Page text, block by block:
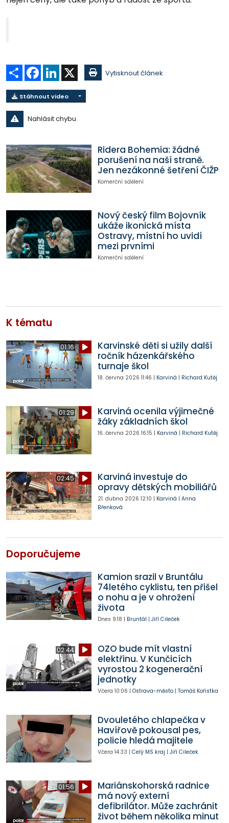
Sdílet Facebook
LinkedIn Vytisknout článek
Stáhnout video
Nahlásit chybu
Ridera Bohemia: žádné
porušení na naší straně.
Jen nezákonné šetření ČIŽP
Komerční sdělení
Nový český film Bojovník
ukáže ikonická místa
Ostravy, místní ho uvidí
mezi prvními
Komerční sdělení
K tématu
01:16
Karvinské děti si užily další
ročník házenkářského
turnaje škol
18. června 2026 11:46 | Karviná | Richard Kutěj
01:29
Karviná ocenila výjimečné
žáky základních škol
16. června 2026 16:15 | Karviná | Richard Kutěj
02:45
Karviná investuje do
opravy dětských mobiliářů
21. dubna 2026 12:10 | Karviná | Anna
Břenková
Doporučujeme
Kamion srazil v Bruntálu
74letého cyklistu, ten přišel
o nohu a je v ohrožení
života
Dnes 9:18 | Bruntál | Jiří Cileček
02:44
OZO bude mít vlastní
elektřinu. V Kunčicích
vyrostou 2 kogenerační
jednotky
Včera 10:06 | Ostrava-město| Tomáš Kořistka
Dvouletého chlapečka v
Havířově pokousal pes,
policie hledá majitele
Včera 14:33 | Celý MS kraj | Jiří Cileček
01:56
Mariánskohorská radnice
má nový externí
defibrilátor. Může zachránit
život během několika minut